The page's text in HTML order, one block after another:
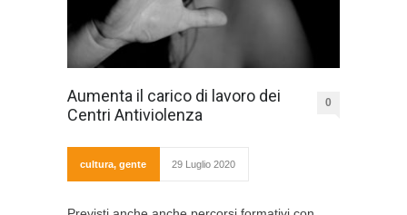
Aumenta il carico di lavoro dei
Centri Antiviolenza
0
cultura, gente 29 Luglio 2020